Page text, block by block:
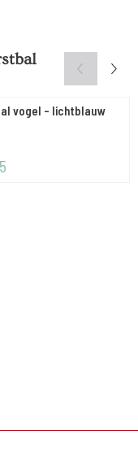
vogel - lichtblauw